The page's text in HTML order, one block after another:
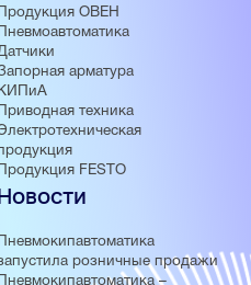
Продукция ОВЕН
Пневмоавтоматика
арматура
КИПиА
Приводная техника
Продукция FESTO
Пневмокипавтоматика
розничные продажи
Пневмокипавтоматика –